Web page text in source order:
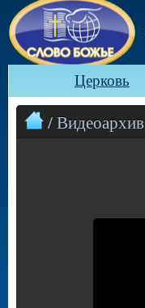
Церковь
/ Видеоархив